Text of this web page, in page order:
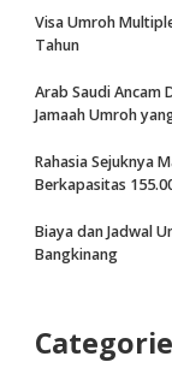
Visa Umroh
Tahun
Arab Saudi Ancam
Jamaah Umroh
Rahasia Sejuknya
Berkapasitas
Biaya dan Jadwal
Bangkinang